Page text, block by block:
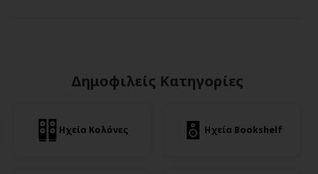
Δημοφιλείς Κατηγορίες
Ηχεία Κολόνες Ηχεία Bookshelf